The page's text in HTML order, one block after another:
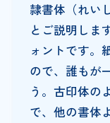
隷書体（れい
とご説明しま
ォントです。
ので、誰もが
う。古印体の
で、他の書体